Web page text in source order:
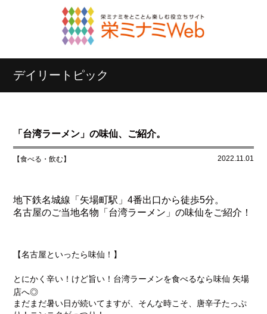
デイリートピック
「台湾ラーメン」の味仙、ご紹介。
【食べる・飲む】 2022.11.01
地下鉄名城線「矢場町駅」4番出口から徒歩5分。
名古屋のご当地名物「台湾ラーメン」の味仙をご紹介！
【名古屋といったら味仙！】
とにかく辛い！けど旨い！台湾ラーメンを食べるなら味仙 矢場
店へ◎
まだまだ暑い日が続いてますが、そんな時こそ、唐辛子たっぷ